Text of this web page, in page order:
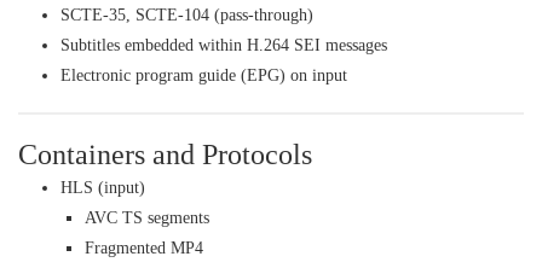
SCTE-35, SCTE-104 (pass-through)
Subtitles embedded within H.264 SEI messages
Electronic program guide (EPG) on input
Containers and Protocols
HLS (input)
AVC TS segments
Fragmented MP4